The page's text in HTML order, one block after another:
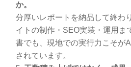
か。
分厚いレポートを納品して終わ
イトの制作・SEO実装・運用ま
書でも、現地での実行力こそが
されています。